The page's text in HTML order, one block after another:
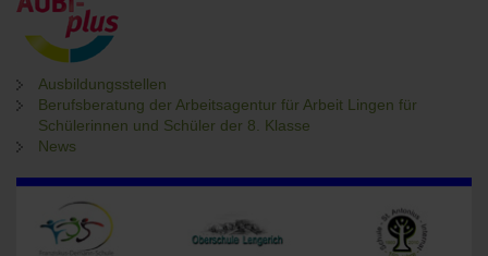
Ausbildungsstellen
Berufsberatung der Arbeitsagentur für Arbeit Lingen für
Schülerinnen und Schüler der 8. Klasse
News